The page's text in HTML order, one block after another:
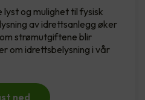
og mulighet til fysisk
av idrettsanlegg øker
strømutgiftene blir
om idrettsbelysning i vår
ned